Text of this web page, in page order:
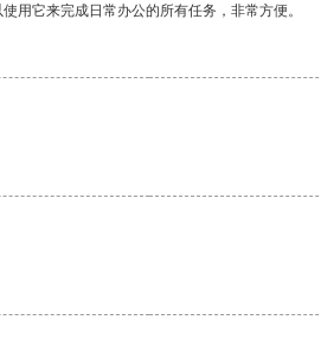
用它来完成日常办公的所有任务，非常方便。